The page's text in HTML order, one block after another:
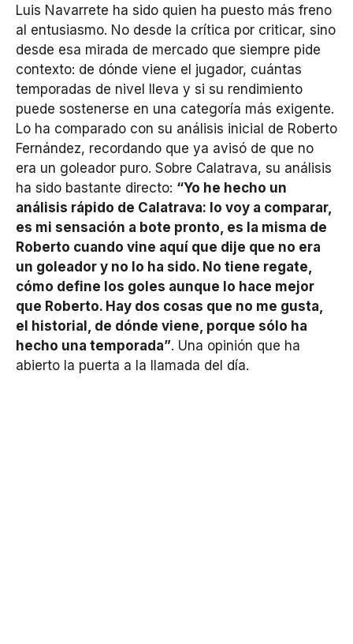
Luis Navarrete ha sido quien ha puesto más freno
al entusiasmo. No desde la crítica por criticar, sino
desde esa mirada de mercado que siempre pide
contexto: de dónde viene el jugador, cuántas
temporadas de nivel lleva y si su rendimiento
puede sostenerse en una categoría más exigente.
Lo ha comparado con su análisis inicial de Roberto
Fernández, recordando que ya avisó de que no
era un goleador puro. Sobre Calatrava, su análisis
ha sido bastante directo: “Yo he hecho un
análisis rápido de Calatrava: lo voy a comparar,
es mi sensación a bote pronto, es la misma de
Roberto cuando vine aquí que dije que no era
un goleador y no lo ha sido. No tiene regate,
cómo define los goles aunque lo hace mejor
que Roberto. Hay dos cosas que no me gusta,
el historial, de dónde viene, porque sólo ha
hecho una temporada”. Una opinión que ha
abierto la puerta a la llamada del día.